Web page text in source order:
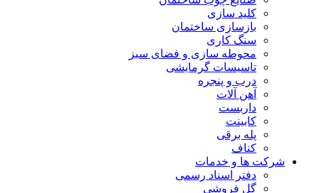
کلید سازی
بازسازی ساختمان
سنگ کاری
محوطه سازی و فضای سبز
تاسیسات گرمایشی
درب و پنجره
آهن آلات
داربست
کابینت
پله برقی
کناف
شرکت ها و خدمات
دفتر اسناد رسمی
گل فروشی